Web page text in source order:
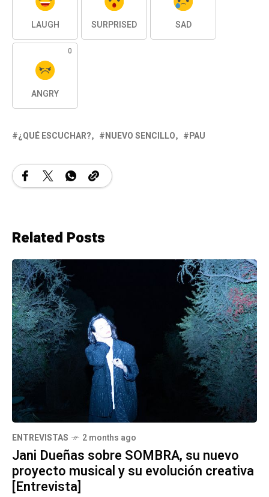
LAUGH SURPRISED SAD
0
ANGRY
¿QUÉ ESCUCHAR? NUEVO SENCILLO PAU
Related Posts
ENTREVISTAS 2 months ago
Jani Dueñas sobre SOMBRA, su nuevo
proyecto musical y su evolución creativa
[Entrevista]